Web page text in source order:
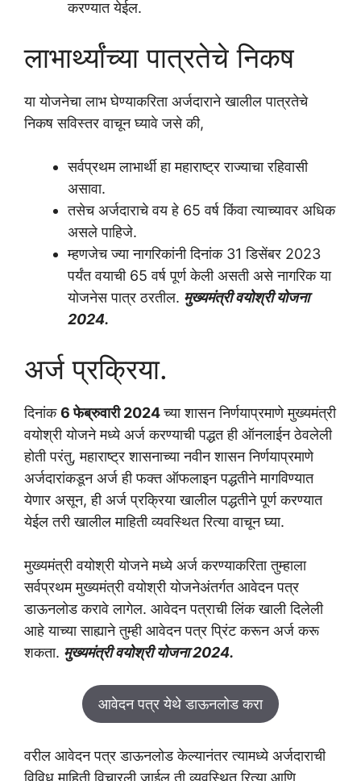
करण्यात येईल.
लाभार्थ्यांच्या पात्रतेचे निकष
या योजनेचा लाभ घेण्याकरिता अर्जदाराने खालील पात्रतेचे
निकष सविस्तर वाचून घ्यावे जसे की,
सर्वप्रथम लाभार्थी हा महाराष्ट्र राज्याचा रहिवासी
असावा.
तसेच अर्जदाराचे वय हे 65 वर्ष किंवा त्याच्यावर अधिक
असले पाहिजे.
म्हणजेच ज्या नागरिकांनी दिनांक 31 डिसेंबर 2023
पर्यंत वयाची 65 वर्ष पूर्ण केली असती असे नागरिक या
योजनेस पात्र ठरतील. मुख्यमंत्री वयोश्री योजना
2024.
अर्ज प्रक्रिया.
दिनांक6 फेब्रुवारी 2024च्या शासन निर्णयाप्रमाणे मुख्यमंत्री
वयोश्री योजने मध्ये अर्ज करण्याची पद्धत ही ऑनलाईन ठेवलेली
होती परंतु, महाराष्ट्र शासनाच्या नवीन शासन निर्णयाप्रमाणे
अर्जदारांकडून अर्ज ही फक्त ऑफलाइन पद्धतीने मागविण्यात
येणार असून, ही अर्ज प्रक्रिया खालील पद्धतीने पूर्ण करण्यात
येईल तरी खालील माहिती व्यवस्थित रित्या वाचून घ्या.
मुख्यमंत्री वयोश्री योजने मध्ये अर्ज करण्याकरिता तुम्हाला
सर्वप्रथम मुख्यमंत्री वयोश्री योजनेअंतर्गत आवेदन पत्र
डाऊनलोड करावे लागेल. आवेदन पत्राची लिंक खाली दिलेली
आहे याच्या साह्याने तुम्ही आवेदन पत्र प्रिंट करून अर्ज करू
शकता. मुख्यमंत्री वयोश्री योजना 2024.
आवेदन पत्र येथे डाऊनलोड करा
वरील आवेदन पत्र डाऊनलोड केल्यानंतर त्यामध्ये अर्जदाराची
विविध माहिती विचारली जाईल ती व्यवस्थित रित्या आणि